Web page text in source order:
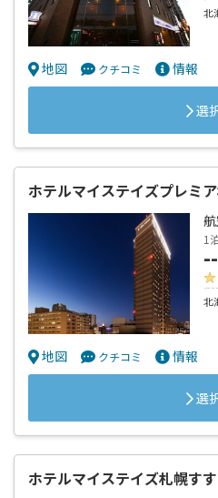
北
地図 クチコミ 情報
選
ホテルマイステイズプレミ
1
地図 クチコミ 情報
選
ホテルマイステイズ札幌す